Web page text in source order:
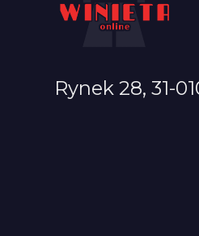
Rynek 28, 31-